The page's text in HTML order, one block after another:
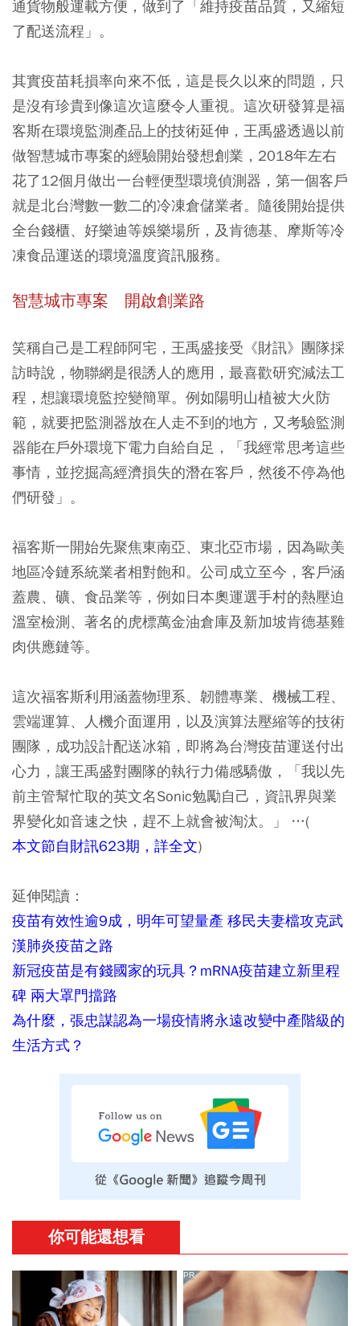
通貨物般運載方便，做到了「維持疫苗品質，又縮短
了配送流程」。
其實疫苗耗損率向來不低，這是長久以來的問題，只
是沒有珍貴到像這次這麼令人重視。這次研發算是福
客斯在環境監測產品上的技術延伸，王禹盛透過以前
做智慧城市專案的經驗開始發想創業，2018年左右
花了12個月做出一台輕便型環境偵測器，第一個客戶
就是北台灣數一數二的冷凍倉儲業者。隨後開始提供
全台錢櫃、好樂迪等娛樂場所，及肯德基、摩斯等冷
凍食品運送的環境溫度資訊服務。
智慧城市專案 開啟創業路
笑稱自己是工程師阿宅，王禹盛接受《財訊》團隊採
訪時說，物聯網是很誘人的應用，最喜歡研究減法工
程，想讓環境監控變簡單。例如陽明山植被大火防
範，就要把監測器放在人走不到的地方，又考驗監測
器能在戶外環境下電力自給自足，「我經常思考這些
事情，並挖掘高經濟損失的潛在客戶，然後不停為他
們研發」。
福客斯一開始先聚焦東南亞、東北亞市場，因為歐美
地區冷鏈系統業者相對飽和。公司成立至今，客戶涵
蓋農、礦、食品業等，例如日本奧運選手村的熱壓迫
溫室檢測、著名的虎標萬金油倉庫及新加坡肯德基雞
肉供應鏈等。
這次福客斯利用涵蓋物理系、韌體專業、機械工程、
雲端運算、人機介面運用，以及演算法壓縮等的技術
團隊，成功設計配送冰箱，即將為台灣疫苗運送付出
心力，讓王禹盛對團隊的執行力備感驕傲，「我以先
前主管幫忙取的英文名Sonic勉勵自己，資訊界與業
界變化如音速之快，趕不上就會被淘汰。」 …(
本文節自財訊623期，詳全文)
延伸閱讀：
疫苗有效性逾9成，明年可望量產 移民夫妻檔攻克武
漢肺炎疫苗之路
新冠疫苗是有錢國家的玩具？mRNA疫苗建立新里程
碑 兩大罩門擋路
為什麼，張忠謀認為一場疫情將永遠改變中產階級的
生活方式？